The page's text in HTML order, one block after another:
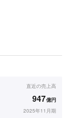
直近の売上高
947億円
2025年11月期